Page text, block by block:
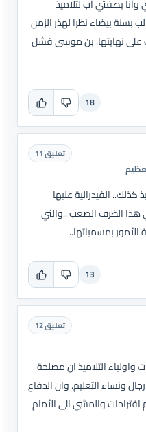
بصفتي أب لتلاميذ
بسنة بيضاء نظرا لهذر الزمن
على نهايتها. بن موسى فشل
18
تعليق 11
الفيدرالية عليها
هذا الظرف الصعب ..والتي
بمسمياتها..
13
تعليق 12
التلاميذ ان مصلحة
ونساء التعليم. وان الدفاع
والمشي الى الأمام